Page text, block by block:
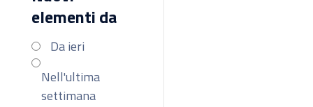
elementi da
Da ieri
Nell'ultima
settimana